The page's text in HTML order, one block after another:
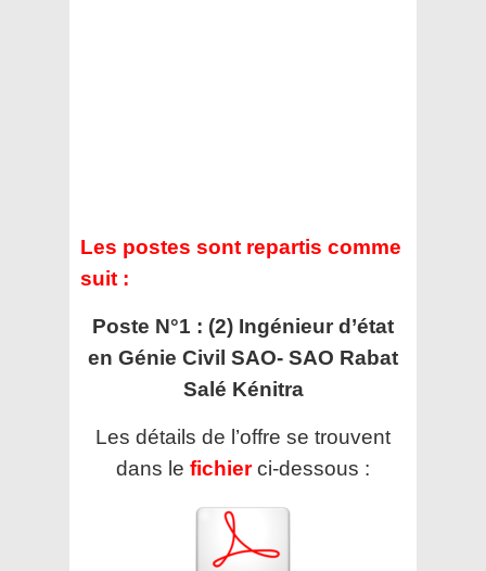
Les postes sont repartis comme
suit :
Poste N°1 : (2) Ingénieur d’état
en Génie Civil SAO- SAO Rabat
Salé Kénitra
Les détails de l’offre se trouvent
dans le fichier ci-dessous :